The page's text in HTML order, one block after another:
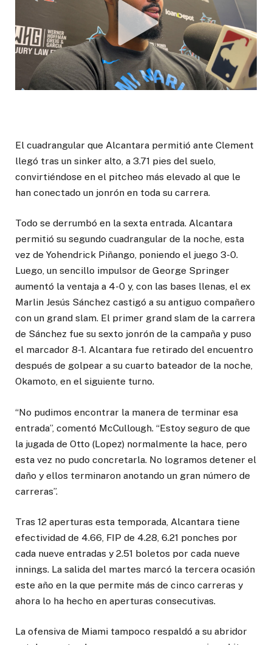
El cuadrangular que Alcantara permitió ante Clement
llegó tras un sinker alto, a 3.71 pies del suelo,
convirtiéndose en el pitcheo más elevado al que le
han conectado un jonrón en toda su carrera.
Todo se derrumbó en la sexta entrada. Alcantara
permitió su segundo cuadrangular de la noche, esta
vez de Yohendrick Piñango, poniendo el juego 3-0.
Luego, un sencillo impulsor de George Springer
aumentó la ventaja a 4-0 y, con las bases llenas, el ex
Marlin Jesús Sánchez castigó a su antiguo compañero
con un grand slam. El primer grand slam de la carrera
de Sánchez fue su sexto jonrón de la campaña y puso
el marcador 8-1. Alcantara fue retirado del encuentro
después de golpear a su cuarto bateador de la noche,
Okamoto, en el siguiente turno.
“No pudimos encontrar la manera de terminar esa
entrada”, comentó McCullough. “Estoy seguro de que
la jugada de Otto (Lopez) normalmente la hace, pero
esta vez no pudo concretarla. No logramos detener el
daño y ellos terminaron anotando un gran número de
carreras”.
Tras 12 aperturas esta temporada, Alcantara tiene
efectividad de 4.66, FIP de 4.28, 6.21 ponches por
cada nueve entradas y 2.51 boletos por cada nueve
innings. La salida del martes marcó la tercera ocasión
este año en la que permite más de cinco carreras y
ahora lo ha hecho en aperturas consecutivas.
La ofensiva de Miami tampoco respaldó a su abridor